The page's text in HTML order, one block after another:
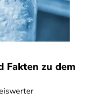
Fakten zu dem